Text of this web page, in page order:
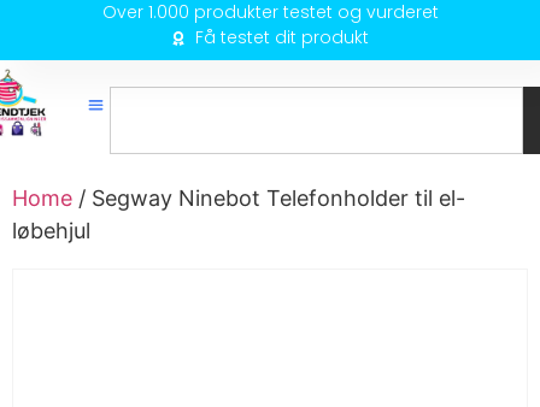
Over 1.000 produkter testet og vurderet
Få testet dit produkt
Home / Segway Ninebot Telefonholder til el-
løbehjul